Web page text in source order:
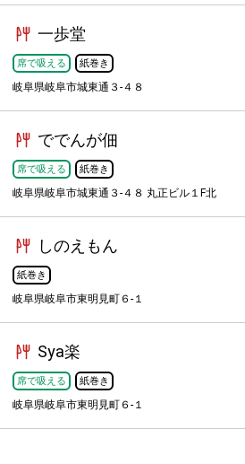
一歩堂
席で吸える 紙巻き
岐阜県岐阜市城東通３-４８
ででんが佃
席で吸える 紙巻き
岐阜県岐阜市城東通３-４８ 丸正ビル１F北
しのえもん
紙巻き
岐阜県岐阜市東明見町６-１
Sya楽
席で吸える 紙巻き
岐阜県岐阜市東明見町６-１